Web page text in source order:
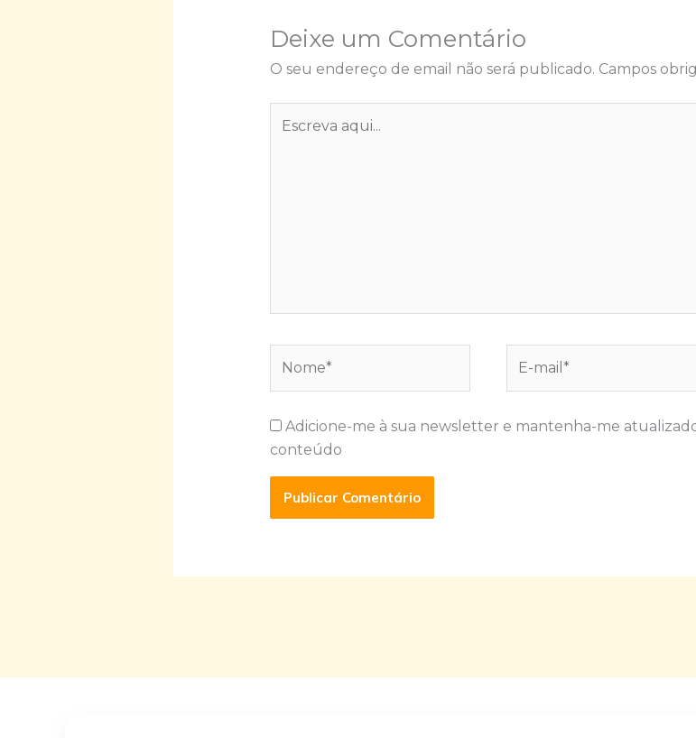
Deixe um Comentário
O seu endereço de email não será publicado. Campos
aqui...
mail*
Adicione-me à sua newsletter e mantenha-me
conteúdo